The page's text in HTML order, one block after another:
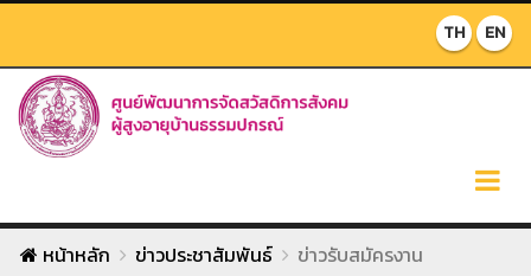
TH EN
หน้าหลัก ข่าวประชาสัมพันธ์ ข่าวรับสมัครงาน